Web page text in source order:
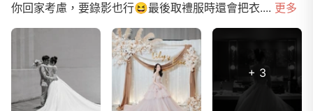
你回家考慮，要錄影也行😆最後取禮服時還會把衣.... 更多
+ 3